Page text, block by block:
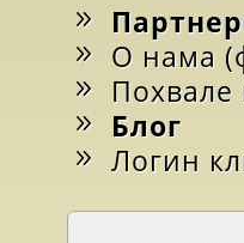
О нама
Похвале
Блог
Логин